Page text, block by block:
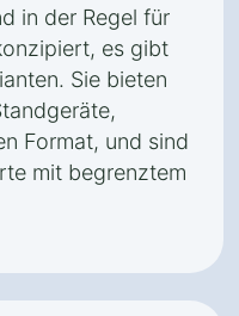
in der Regel für
es gibt
Sie bieten
Format, und sind
mit begrenztem